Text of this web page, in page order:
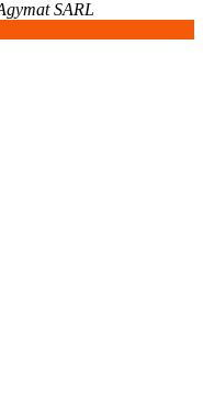
SARL